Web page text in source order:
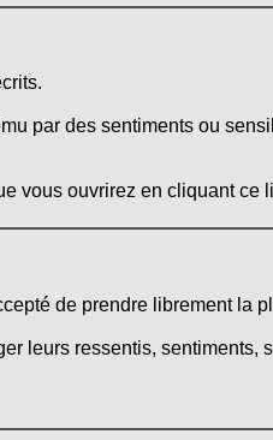
par des sentiments ou
vous ouvrirez en cliquant ce
de prendre librement la
leurs ressentis, sentiments,